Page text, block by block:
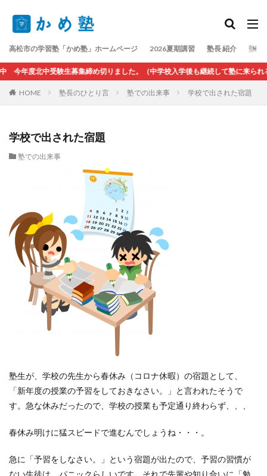
高松市の学習塾「かめ塾」ホームページ 2026夏期講習 塾長 紹介 塾長
北中受験生募集締め切りました。（中学校入学後も継続して塾に来られる方
HOME 塾長のひとり言 塾での出来事 学校で出された宿題
学校で出された宿題
塾での出来事
塾生が、学校の先生から春休み（コロナ休暇）の宿題として、
「新年度の授業の予習をしておきなさい。」と言われたそうで
す。急な休みだったので、学校の授業も予定通り終わらず、、、
春休み明けに猛スピードで進むんでしょうね・・・。
急に「予習をしなさい。」という宿題が出たので、予習の習慣が
ない生徒は、パニックらしいです。それで先輩や知り合いに「勉